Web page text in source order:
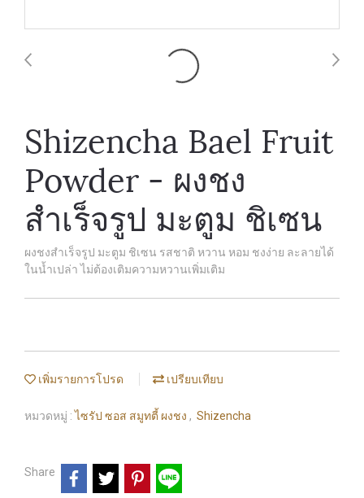
Shizencha Bael Fruit
Powder - ผงชง
สำเร็จรูป มะตูม ชิเซน
ผงชงสำเร็จรูป มะตูม ชิเซน รสชาติ หวาน หอม ชงง่าย ละลายได้
ในน้ำเปล่า ไม่ต้องเติมความหวานเพิ่มเติม
เพิ่มรายการโปรด เปรียบเทียบ
หมวดหมู่ :ไซรัป ซอส สมูทตี้ ผงชง , Shizencha
Share